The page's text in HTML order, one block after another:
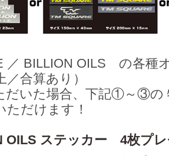
／ BILLION OILS の各種
／合算あり）
だいた場合、下記①～③の
ただけます！
ステッカー 4枚プレ